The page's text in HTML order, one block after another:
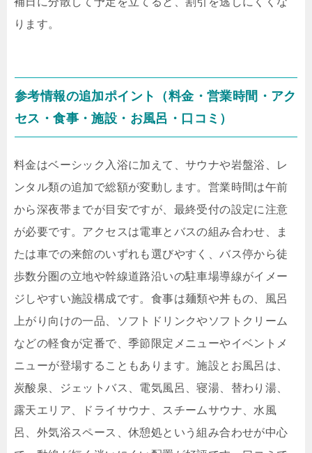
ります。
参考情報の追加ポイント（料金・営業時間・アク
セス・食事・施設・お風呂・口コミ）
料金はベーシック入浴に加えて、サウナや岩盤浴、レ
ンタル類の追加で総額が変動します。営業時間は午前
から深夜帯までが目安ですが、最終受付の設定に注意
が必要です。アクセスは電車とバスの組み合わせ、ま
たは車での来館のいずれも選びやすく、バス停から徒
歩数分圏の立地や幹線道路沿いの駐車場導線がイメー
ジしやすい施設構成です。食事は麺類や丼もの、風呂
上がり向けの一品、ソフトドリンクやソフトクリーム
などの軽食が定番で、季節限定メニューやイベントメ
ニューが登場することもあります。施設とお風呂は、
炭酸泉、ジェットバス、電気風呂、寝湯、替わり湯、
露天エリア、ドライサウナ、スチームサウナ、水風
呂、外気浴スペース、休憩処という組み合わせが中心